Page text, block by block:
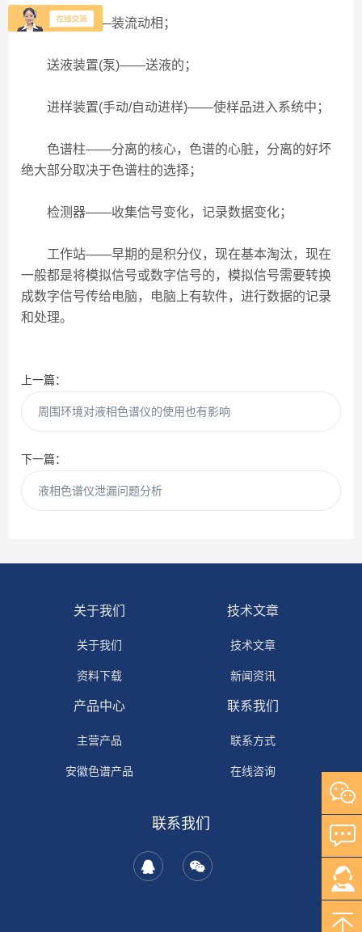
储液瓶——装流动相；
送液装置(泵)——送液的；
进样装置(手动/自动进样)——使样品进入系统中；
色谱柱——分离的核心，色谱的心脏，分离的好坏
绝大部分取决于色谱柱的选择；
检测器——收集信号变化，记录数据变化；
工作站——早期的是积分仪，现在基本淘汰，现在
一般都是将模拟信号或数字信号的，模拟信号需要转换
成数字信号传给电脑，电脑上有软件，进行数据的记录
和处理。
上一篇：
周围环境对液相色谱仪的使用也有影响
下一篇：
液相色谱仪泄漏问题分析
关于我们
关于我们
资料下载
技术文章
技术文章
新闻资讯
产品中心
主营产品
安徽色谱产品
联系我们
联系方式
在线咨询
联系我们